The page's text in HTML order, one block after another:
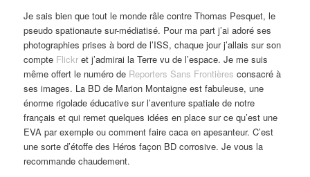
Je sais bien que tout le monde râle contre Thomas Pesquet, le
pseudo spationaute sur-médiatisé. Pour ma part j’ai adoré ses
photographies prises à bord de l’ISS, chaque jour j’allais sur son
compte Flickr et j’admirai la Terre vu de l’espace. Je me suis
même offert le numéro de Reporters Sans Frontières consacré à
ses images. La BD de Marion Montaigne est fabuleuse, une
énorme rigolade éducative sur l’aventure spatiale de notre
français et qui remet quelques idées en place sur ce qu’est une
EVA par exemple ou comment faire caca en apesanteur. C’est
une sorte d’étoffe des Héros façon BD corrosive. Je vous la
recommande chaudement.